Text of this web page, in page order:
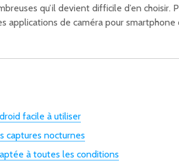
qu’il devient difficile d’en choisir.
applications de caméra pour
facile à utiliser
captures nocturnes
à toutes les conditions